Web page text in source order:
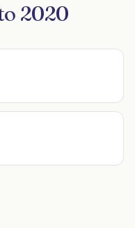
2020